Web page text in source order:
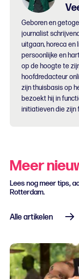
Geboren en
journalist
uitgaan, horeca en
persoonlijke en
op de hoogte te
hoofdredacteur
zijn thuisbasis op
bezoekt hij in
initiatieven die zijn
Meer
Lees nog meer tips,
Rotterdam.
Alle artikelen